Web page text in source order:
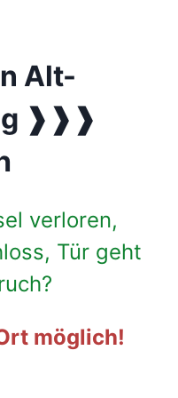
Alt-
❱❱❱
verloren,
Tür geht
möglich!